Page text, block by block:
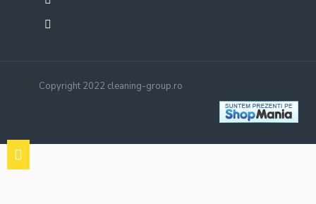
Copyright 2022 cleaning-group.ro